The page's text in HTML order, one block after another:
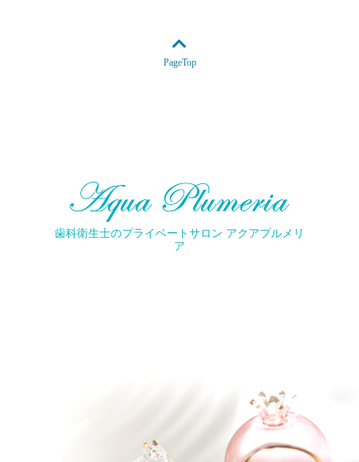
PageTop
歯科衛生士のプライベートサロン アクアプルメリ
ア